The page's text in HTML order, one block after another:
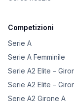
Competizioni
Serie A
Serie A Femminile
Serie A2 Elite –
Serie A2 Elite –
Serie A2 Girone A